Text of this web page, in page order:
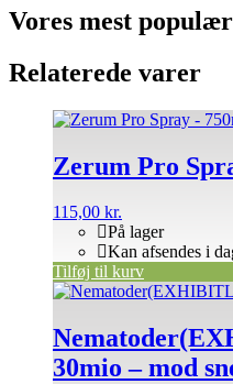
Vores mest
Relaterede varer
Zerum Pro
115,00 kr.
På lager
Kan afsendes i
Tilføj til kurv
30mio – mod
Dette
har
flere
varianter.